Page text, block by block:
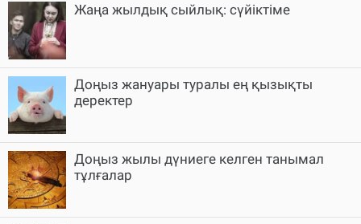
Жаңа жылдық сыйлық: сүйіктіме
Доңыз жануары туралы ең қызықты
деректер
Доңыз жылы дүниеге келген танымал
тұлғалар